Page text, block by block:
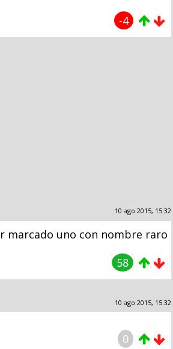
-4
10 ago 2015, 15:32
marcado uno con nombre raro
58
10 ago 2015, 15:32
0